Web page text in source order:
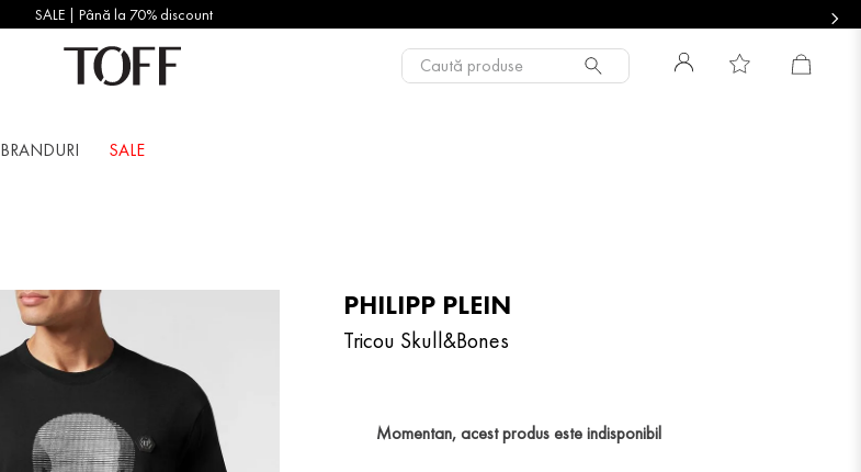
SALE | Până la 70% discount
Caută produse
BRANDURI SALE
PHILIPP PLEIN
Tricou Skull&Bones
Momentan, acest produs este indisponibil